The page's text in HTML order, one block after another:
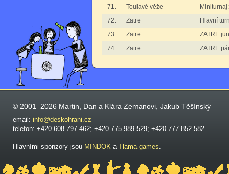
71.
Toulavé věže
72.
Zatre
Hlavní
73.
Zatre
ZATRE
74.
Zatre ZATRE
© 2001–2026 Martin, Dan a Klára Zemanovi, Jakub Těšínský
email: info@deskohrani.cz
telefon: +420 608 797 462; +420 775 989 529; +420 777 852 582
Hlavními sponzory jsou MINDOK a Tlama games.